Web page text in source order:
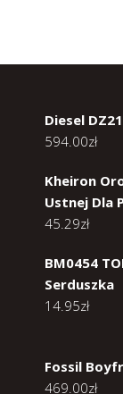
Diesel
594.00zł
Kheiron
Ustnej Dla
45.29zł
BM0454
Serduszka
14.95zł
Fossil
469.00zł